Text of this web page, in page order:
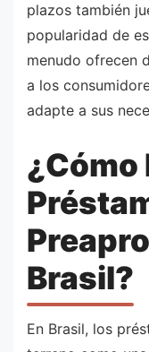
plazos también
popularidad de
menudo ofrecen
a los
adapte a sus
¿Cómo
Brasil?
En Brasil, los